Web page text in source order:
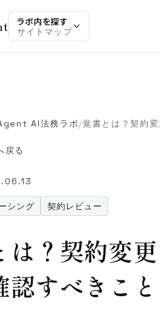
ラボ内を探す
サイトマップ
AI法務ラボ/
戻る
シング 契約レビュー
は？契約変
認すべきこと